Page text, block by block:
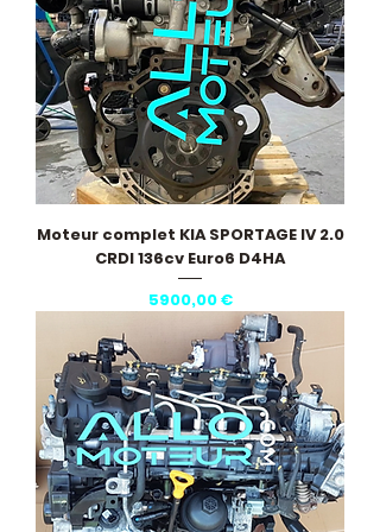
Moteur complet KIA SPORTAGE IV 2.0
CRDI 136cv Euro6 D4HA
Precio
5900,00 €